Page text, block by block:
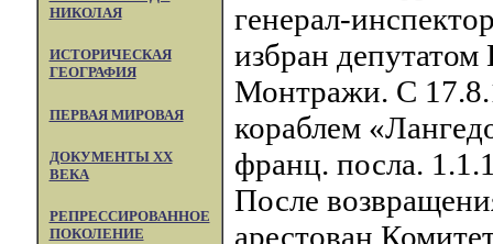
НИКОЛАЯ
ИСТОРИЧЕСКАЯ
ГЕОГРАФИЯ
ПЕРВАЯ МИРОВАЯ
ДОКУМЕНТЫ XX
ВЕКА
РЕПРЕССИРОВАННОЕ
ПОКОЛЕНИЕ
генерал-
избран депутатом
Монтражи. С
кораблем
франц. посла.
После
арестован